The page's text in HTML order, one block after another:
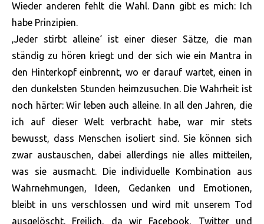
Wieder anderen fehlt die Wahl. Dann gibt es mich: Ich
habe Prinzipien.
‚Jeder stirbt alleine‘ ist einer dieser Sätze, die man
ständig zu hören kriegt und der sich wie ein Mantra in
den Hinterkopf einbrennt, wo er darauf wartet, einen in
den dunkelsten Stunden heimzusuchen. Die Wahrheit ist
noch härter: Wir leben auch alleine. In all den Jahren, die
ich auf dieser Welt verbracht habe, war mir stets
bewusst, dass Menschen isoliert sind. Sie können sich
zwar austauschen, dabei allerdings nie alles mitteilen,
was sie ausmacht. Die individuelle Kombination aus
Wahrnehmungen, Ideen, Gedanken und Emotionen,
bleibt in uns verschlossen und wird mit unserem Tod
ausgelöscht. Freilich, da wir Facebook, Twitter und